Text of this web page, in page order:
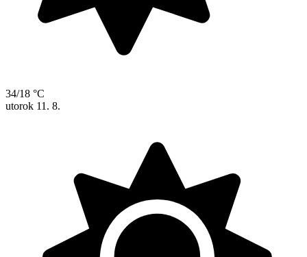
34/18 °C
utorok 11. 8.